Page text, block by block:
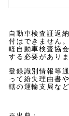
自動車検査証返
付はできません
軽自動車検査協
する必要がありま
登録識別情報等
って紛失理由書
轄の運輸支局な